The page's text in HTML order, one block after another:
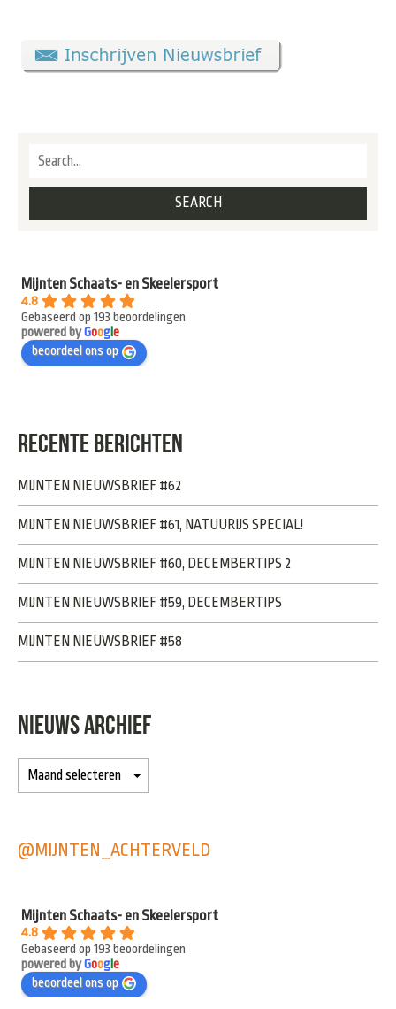
Mijnten Schaats- en Skeelersport
4.8
Gebaseerd op 193 beoordelingen
powered byGoogle
beoordeel ons op
RECENTE BERICHTEN
MIJNTEN NIEUWSBRIEF #62
MIJNTEN NIEUWSBRIEF #61, NATUURIJS SPECIAL!
MIJNTEN NIEUWSBRIEF #60, DECEMBERTIPS 2
MIJNTEN NIEUWSBRIEF #59, DECEMBERTIPS
MIJNTEN NIEUWSBRIEF #58
NIEUWS ARCHIEF
@MIJNTEN_ACHTERVELD
Mijnten Schaats- en Skeelersport
4.8
Gebaseerd op 193 beoordelingen
powered byGooge
beoordeel ons op